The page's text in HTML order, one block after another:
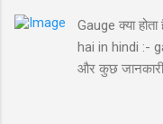
Gauge क्या
hai in hindi :-
और कुछ जानकारी
है। ये कई तरह के